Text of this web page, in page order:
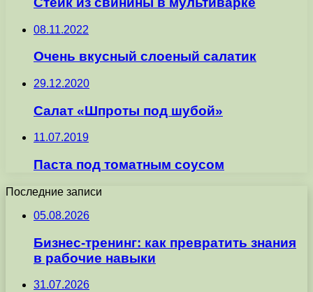
08.11.2022
Очень вкусный слоеный салатик
29.12.2020
Салат «Шпроты под шубой»
11.07.2019
Паста под томатным соусом
Последние записи
05.08.2026
Бизнес-тренинг: как превратить знания
в рабочие навыки
31.07.2026